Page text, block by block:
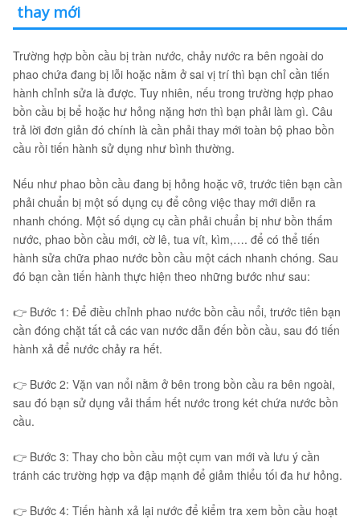
thay mới
Trường hợp bồn cầu bị tràn nước, chảy nước ra bên ngoài do
phao chứa đang bị lỗi hoặc nằm ở sai vị trí thì bạn chỉ cần tiến
hành chỉnh sửa là được. Tuy nhiên, nếu trong trường hợp phao
bồn cầu bị bể hoặc hư hỏng nặng hơn thì bạn phải làm gì. Câu
trả lời đơn giản đó chính là cần phải thay mới toàn bộ phao bồn
cầu rồi tiến hành sử dụng như bình thường.
Nếu như phao bồn cầu đang bị hỏng hoặc vỡ, trước tiên bạn cần
phải chuẩn bị một số dụng cụ để công việc thay mới diễn ra
nhanh chóng. Một số dụng cụ cần phải chuẩn bị như bồn thấm
nước, phao bồn cầu mới, cờ lê, tua vít, kìm,…. để có thể tiến
hành sửa chữa phao nước bồn cầu một cách nhanh chóng. Sau
đó bạn cần tiến hành thực hiện theo những bước như sau:
👉 Bước 1: Để điều chỉnh phao nước bồn cầu nổi, trước tiên bạn
cần đóng chặt tất cả các van nước dẫn đến bồn cầu, sau đó tiến
hành xả để nước chảy ra hết.
👉 Bước 2: Vặn van nổi nằm ở bên trong bồn cầu ra bên ngoài,
sau đó bạn sử dụng vải thấm hết nước trong két chứa nước bồn
cầu.
👉 Bước 3: Thay cho bồn cầu một cụm van mới và lưu ý cần
tránh các trường hợp va đập mạnh để giảm thiểu tối đa hư hỏng.
👉 Bước 4: Tiến hành xả lại nước để kiểm tra xem bồn cầu hoạt